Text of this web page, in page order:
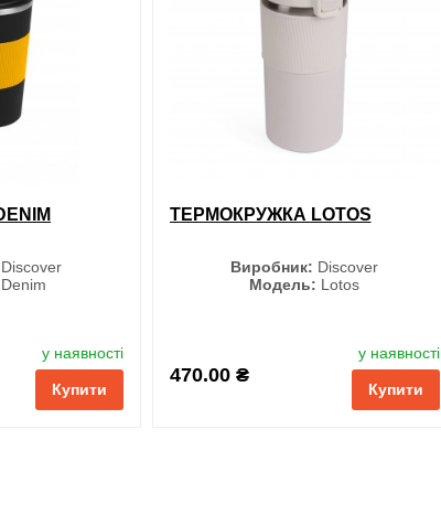
Discover
Denim
у наявності
Купити
Чорний
ТЕРМОКРУЖКА LOTOS
Виробник: Discover
Модель: Lotos
470.00 ₴
у наявності
Купити
Чорний